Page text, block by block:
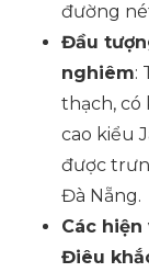
đường
Đầu
nghiêm:
thạch, có
cao kiểu
được
Đà Nẵng.
Các
Điêu